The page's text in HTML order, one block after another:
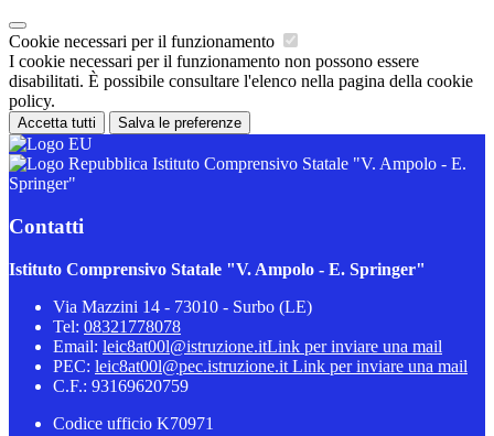
Cookie necessari per il funzionamento
I cookie necessari per il funzionamento non possono essere
disabilitati. È possibile consultare l'elenco nella pagina della cookie
policy.
Accetta tutti Salva le preferenze
Istituto Comprensivo Statale "V. Ampolo - E.
Springer"
Contatti
Istituto Comprensivo Statale "V. Ampolo - E. Springer"
Via Mazzini 14 - 73010 - Surbo (LE)
Tel: 08321778078
Email: leic8at00l@istruzione.itLink per inviare una mail
PEC: leic8at00l@pec.istruzione.it Link per inviare una mail
C.F.: 93169620759
Codice ufficio K70971